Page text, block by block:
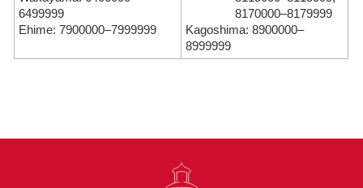
6499999
Ehime: 7900000–7999999
8170000–8179999
Kagoshima: 8900000–
8999999